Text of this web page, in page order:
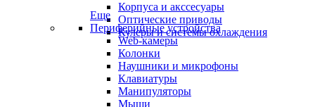
Корпуса и акссесуары
Оптические приводы
Кулеры и системы охлаждения
Еще
Периферийные устройства
Web-камеры
Колонки
Наушники и микрофоны
Клавиатуры
Манипуляторы
Мыши